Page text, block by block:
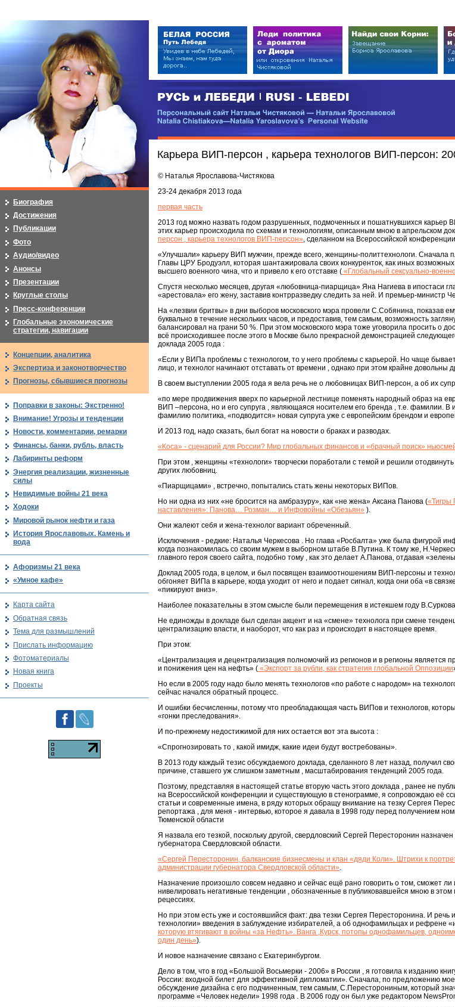
РУСЬ и ЛЕБЕДИ | RUSI — LEBEDI
Персональный сайт Натальи Чистяковой — Натальи Ярославовой
Карьера ВИП-персон , карьера технологов ВИП-персон:
© Наталья Ярославова-Чистякова
23-24 декабря 2013 года
первая часть
2013 год можно назвать годом разрушенных, подмоченных и пошатнувшихся карьер
этих карьер происходила по схемам и технологиям, описанным мною в апрельском
персон , карьера технологов ВИП-персон», сделанном на Всероссийской
«Улучшали» карьеру ВИП мужчин, прежде всего, женщины-политтехнологи. Сначала
Главы ЦРУ Бродуэлл, которая шантажировала своих конкуренток, как иных
высшего военного чина, что и привело к его отставке ( «Глобальный сексуально-
Спустя несколько месяцев, другая «любовница-пиарщица» Яна Нагиева в ипостаси
«арестовала» его жену, заставив контрразведку следить за ней. И премьер-министр
На «лезвии бритвы» в дни выборов московского мэра провели С.Собянина, показав
буквально в течение нескольких часов, и предоставив, тем самым, возможность
балансировал на грани 50 %. При этом московского мэра тоже уговорила просить о
всё происходившее после этого в Москве было прекрасной демонстрацией
доклада 2005 года :
«Если у ВИПа проблемы с технологом, то у него проблемы с карьерой. Но чаще
лицо, и технолог начинают отставать от времени , однако при этом крайне довольны
В своем выступлении 2005 года я вела речь не о любовницах ВИП-персон, а об их
«по мере продвижения вверх по карьерной лестнице поменять народный образ на
ВИП –персона, но и его супруга , являющаяся носителем его бренда , т.е. фамилии.
фамилию политика, «подводится» новая супруга уже с европейским брендом и
И 2013 год, надо сказать, был богат на новости о браках и разводах.
«Коса» - сценарий для России? Мир глобальных финансов и «брачный поиск»
При этом , женщины «технологи» творчески поработали с темой и решили
других любовниц.
«Пиарщицами» , встречно, попытались стать жены некоторых ВИПов.
Но ни одна из них «не бросится на амбразуру», как «не жена» Аксана Панова («Тигры
наставления»: Панова… Розман… и Инфовойны «Обезьян» ).
Они жалеют себя и жена-технолог вариант обреченный.
Исключения - редкие: Наталья Черкесова . Но глава «Росбалта» уже была фигурой
когда познакомилась со своим мужем в выборном штабе В.Путина. К тому же,
главного героя своего сайта, подобно тому , как это делает А.Панова, отдавая
Доклад 2005 года, в целом, и был посвящен взаимоотношениям ВИП-персоны и
обгоняет ВИПа в карьере, когда уходит от него и подает сигнал, когда они оба «в
«пикируют вниз».
Наиболее показательны в этом смысле были перемещения в истекшем году
Не единожды в докладе был сделан акцент и на «смене» технолога при смене
централизацию власти, и наоборот, что как раз и происходит в настоящее время.
При этом:
«Централизация и децентрализация полномочий из регионов и в регионы является
и понижения цен на нефть» ( «Экспорт за рубли, как стратегия глобальной Оппозиции
Но если в 2005 году надо было менять технологов «по работе с народом» на
сейчас начался обратный процесс.
И ошибки бесчисленны, потому что преобладающая часть ВИПов и технологов,
«гонки преследования».
И по-прежнему недостижимой для них остается вот эта высота :
«Спрогнозировать то , какой имидж, какие идеи будут востребованы».
В 2013 году каждый тезис обсуждаемого доклада, сделанного 8 лет назад, получил
причине, ставшего уж слишком заметным , масштабирования тенденций 2005 года.
Поэтому, представляя в настоящей статье вторую часть этого доклада , ранее не
на Всероссийской конференции и существующую в стенограмме, я сопровождаю её
статьи и современные имена, в ряду которых обращу внимание на тезку Сергея
репортажа , для меня - интервью, которое я давала в 1998 году перед получением
Тюменской области
Я назвала его тезкой, поскольку другой, свердловский Сергей Пересторонин
губернатора Свердловской области.
«Сергей Пересторонин, балканские бизнесмены и клан «дяди Коли». Штрихи к
администрации губернатора Свердловской области».
Назначение произошло совсем недавно и сейчас ещё рано говорить о том, сможет ли
нивелировать негативные тенденции , обозначенные в публиковавшейся мною в этом
рецессиях.
Но при этом есть уже и состоявшийся факт: два тезки Сергея Пересторонина. И речь
технологии» введения в заблуждение избирателей, а об однофамильцах и рефрене
которую втягивают в войны «за Нефть». Ванга ,Курск, потопы однофамильцев,
один день»).
И новое назначение связано с Екатеринбургом.
Дело в том, что в год «Большой Восьмерки - 2006» в России , я готовила к изданию
России: входной билет для эффективной дипломатии». Сначала, по предложению
обсуждение дизайна с его подчиненным, тем самым, С.Пересторониным, который
программе «Человек недели» 1998 года . В 2006 году он был уже редактором
Биография
Достижения
Публикации
Фото
Аудио/видео
Анонсы
Презентации
Круглые столы
Пресс-конференции
Глобальные экономические
стратегии, навигации
Концепции, аналитика
Экспертиза и законотворчество
Прогнозы, сбывшиеся прогнозы
Поправки в законы: Экстренно!
Внимание! Угрозы и тенденции
Новости, комментарии, ремарки
Финансы, банки, рубль, власть
Лабиринты реформ
Энергия реализации, жизненные
силы
Невидимые войны 21 века
Ходоки
Мировой рынок нефти и газа
История Ярославовых. Камень и
вода
Афоризмы 21 века
«Умное кафе»
Карта сайта
Обратная связь
Тема для размышлений
Прислать информацию
Фотоматериалы
Новая книга
Проекты